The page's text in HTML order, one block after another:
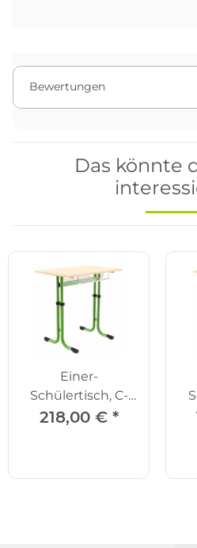
Bewertungen
Das könnte
Einer-
Schülertisch, C-
Fuß,
218,00 € *